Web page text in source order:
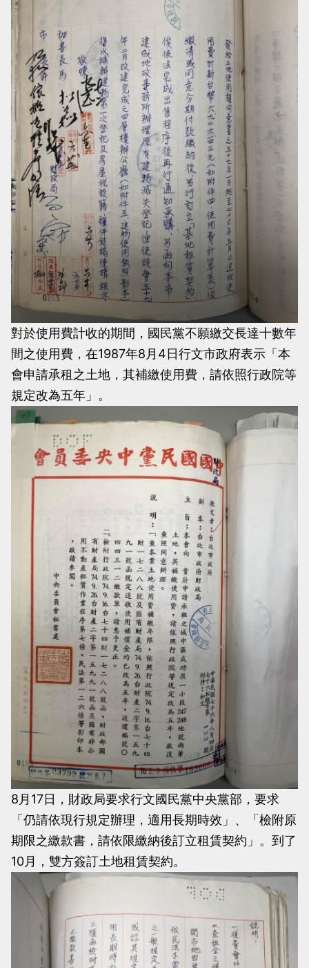
對於使用費計收的期間，國民黨不願繳交長達十數年
間之使用費，在1987年8月4日行文市政府表示「本
會申請承租之土地，其補繳使用費，請依照行政院等
規定改為五年」。
8月17日，財政局要求行文國民黨中央黨部，要求
「仍請依現行規定辦理，適用長期時效」、「檢附原
期限之繳款書，請依限繳納後訂立租賃契約」。到了
10月，雙方簽訂土地租賃契約。